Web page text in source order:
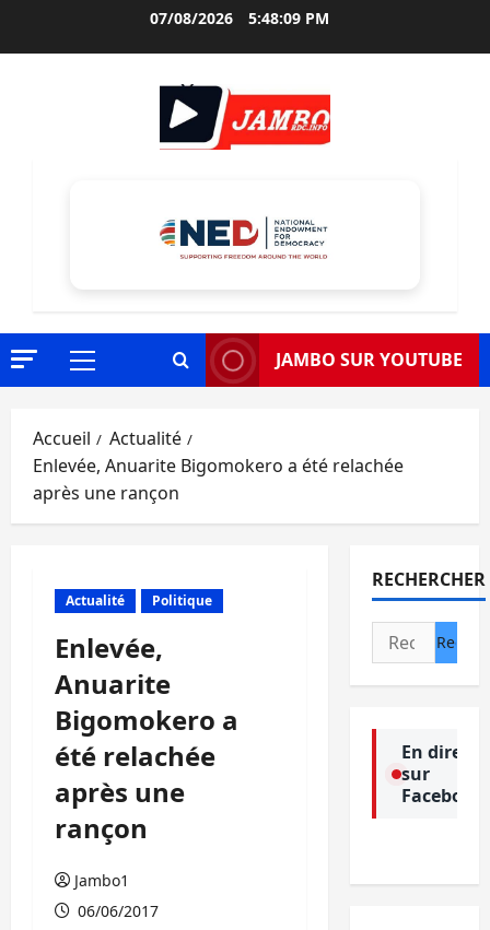
07/08/2026 5:48:10 PM
Menu
JAMBO SUR YOUTUBE
Accueil
Actualité
Enlevée, Anuarite Bigomokero a été relachée
après une rançon
Actualité Politique
Enlevée,
Anuarite
Bigomokero a
été relachée
après une
rançon
Jambo1
06/06/2017
RECHERCHER
Rechercher :
En direct
sur
Facebook